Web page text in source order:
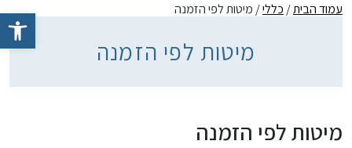
פתח סרגל
עמוד הבית/ כללי/ מיטות לפי הזמנה
מיטות לפי הזמנה
מיטות לפי הזמנה